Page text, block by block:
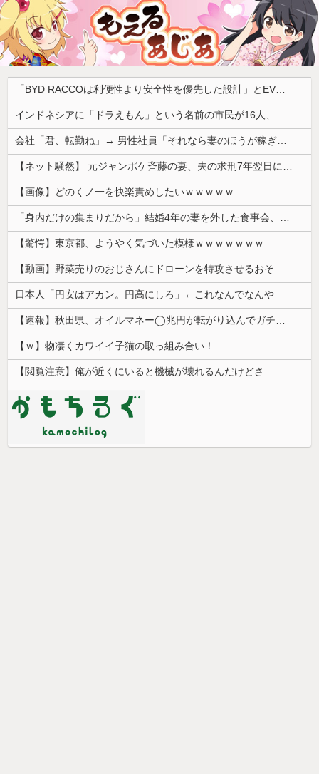
「BYD RACCOは利便性より安全性を優先した設計」とEV推進派がスカスカ構造を絶賛、これがRACCOの一番の特徴よな
インドネシアに「ドラえもん」という名前の市民が16人、「のび太」は181人
会社「君、転勤ね」→ 男性社員「それなら妻のほうが稼ぎいいんで辞めます」⇒ 結果・・・
【ネット騒然】 元ジャンポケ斉藤の妻、夫の求刑7年翌日にインスタ更新！その内容がガチでヤバすぎる…
【画像】どのくノ一を快楽責めしたいｗｗｗｗｗ
「身内だけの集まりだから」結婚4年の妻を外した食事会、その義理の両親が泊まりに来ると言い出して
【驚愕】東京都、ようやく気づいた模様ｗｗｗｗｗｗｗ
【動画】野菜売りのおじさんにドローンを特攻させるおそロシア。
日本人「円安はアカン。円高にしろ」←これなんでなんや
【速報】秋田県、オイルマネー◯兆円が転がり込んでガチで東北最強へ
【ｗ】物凄くカワイイ子猫の取っ組み合い！
【閲覧注意】俺が近くにいると機械が壊れるんだけどさ